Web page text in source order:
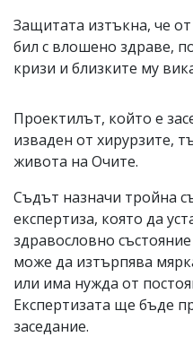
Защитата изтъкна, че
бил с влошено здраве,
кризи и близките му
Проектилът, който е
изваден от хирурзите,
живота на Очите.
Съдът назначи тройна
експертиза, която да
здравословно
може да изтърпява
или има нужда от
Експертизата ще бъде
заседание.